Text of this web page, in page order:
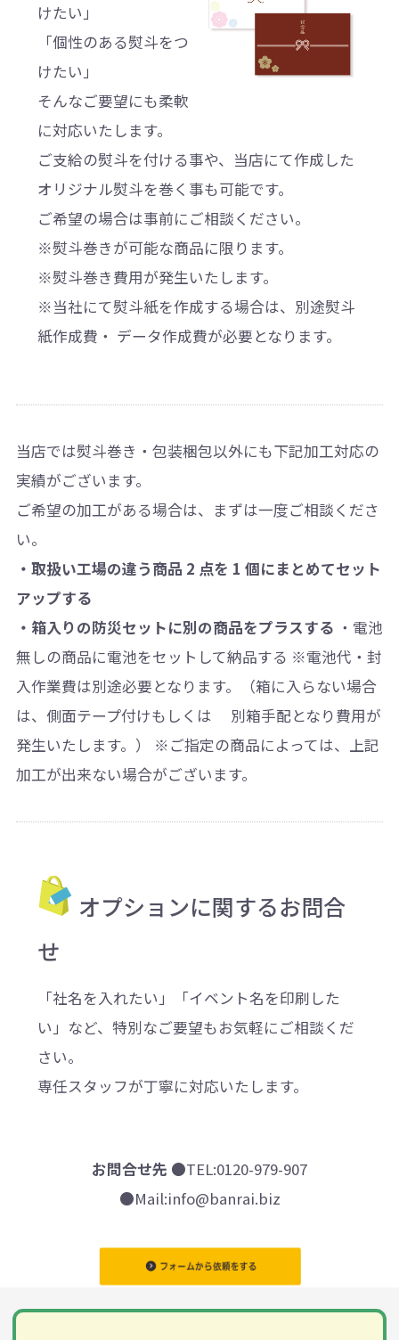
けたい」
「個性のある熨斗をつ
けたい」
そんなご要望にも柔軟
に対応いたします。
ご支給の熨斗を付ける事や、当店にて作成した
オリジナル熨斗を巻く事も可能です。
ご希望の場合は事前にご相談ください。
※熨斗巻きが可能な商品に限ります。
※熨斗巻き費用が発生いたします。
※当社にて熨斗紙を作成する場合は、別途熨斗
紙作成費・ データ作成費が必要となります。
当店では熨斗巻き・包装梱包以外にも下記加工対応の
実績がございます。
ご希望の加工がある場合は、まずは一度ご相談くださ
い。
・取扱い工場の違う商品 2 点を 1 個にまとめてセット
アップする
・箱入りの防災セットに別の商品をプラスする ・電池
無しの商品に電池をセットして納品する ※電池代・封
入作業費は別途必要となります。（箱に入らない場合
は、側面テープ付けもしくは 別箱手配となり費用が
発生いたします。） ※ご指定の商品によっては、上記
加工が出来ない場合がございます。
オプションに関するお問合
せ
「社名を入れたい」「イベント名を印刷した
い」など、特別なご要望もお気軽にご相談くだ
さい。
専任スタッフが丁寧に対応いたします。
お問合せ先 ●TEL:0120-979-907
●Mail:info@banrai.biz